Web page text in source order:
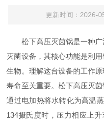
更新时间：
松下高压灭菌锅是一种广
灭菌设备，其核心功能是利
生物。理解这台设备的工作
寿命至关重要。松下高压灭
通过电加热将水转化为高温
134摄氏度时，压力相应上